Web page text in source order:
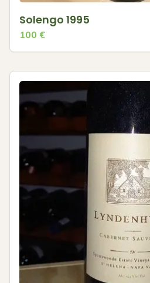
Solengo 1995
100 €